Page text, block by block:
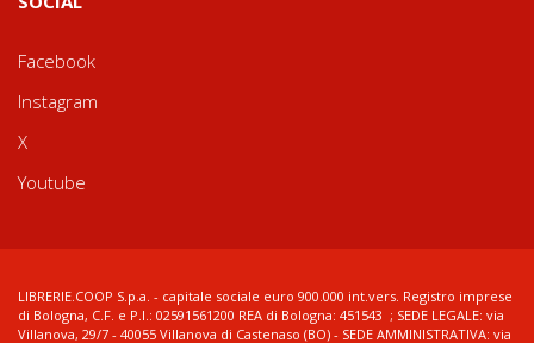
Facebook
Instagram
X
Youtube
LIBRERIE.COOP S.p.a. - capitale sociale euro 900.000 int.vers. Registro imprese
di Bologna, C.F. e P.I.: 02591561200 REA di Bologna: 451543 ; SEDE LEGALE: via
Villanova, 29/7 - 40055 Villanova di Castenaso (BO) - SEDE AMMINISTRATIVA: via